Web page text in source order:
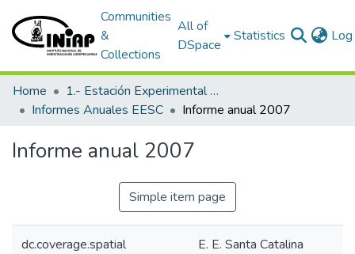
Communities
&
Collections
All of
DSpace
Statistics
Home
1.- Estación Experimental Santa Catalina
Informes Anuales EESC
Informe anual 2007
Informe anual 2007
Simple item page
dc.coverage.spatial E. E. Santa Catalina